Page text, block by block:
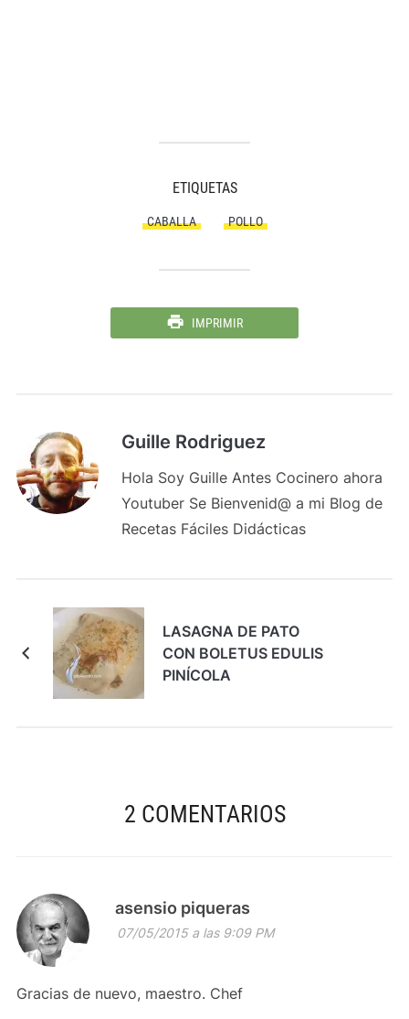
ETIQUETAS
CABALLA POLLO
IMPRIMIR
Guille Rodriguez
Hola Soy Guille Antes Cocinero ahora
Youtuber Se Bienvenid@ a mi Blog de
Recetas Fáciles Didácticas
LASAGNA DE PATO
CON BOLETUS EDULIS
PINÍCOLA
2 COMENTARIOS
asensio piqueras
07/05/2015 a las 9:09 PM
Gracias de nuevo, maestro. Chef